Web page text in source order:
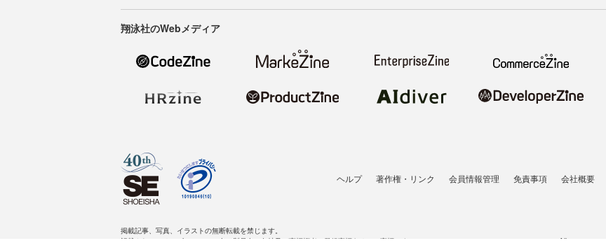
翔泳社のWebメディア
ヘルプ 著作権・リンク 会員情報管理 免責事項 会社概要
掲載記事、写真、イラストの無断転載を禁じます。